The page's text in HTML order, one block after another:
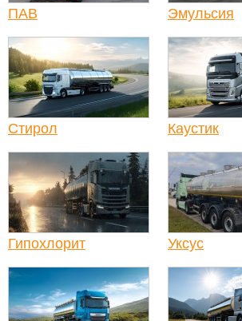
ПАВ Эмульсия
Стирол Каустик
Гипохлорит Уксус